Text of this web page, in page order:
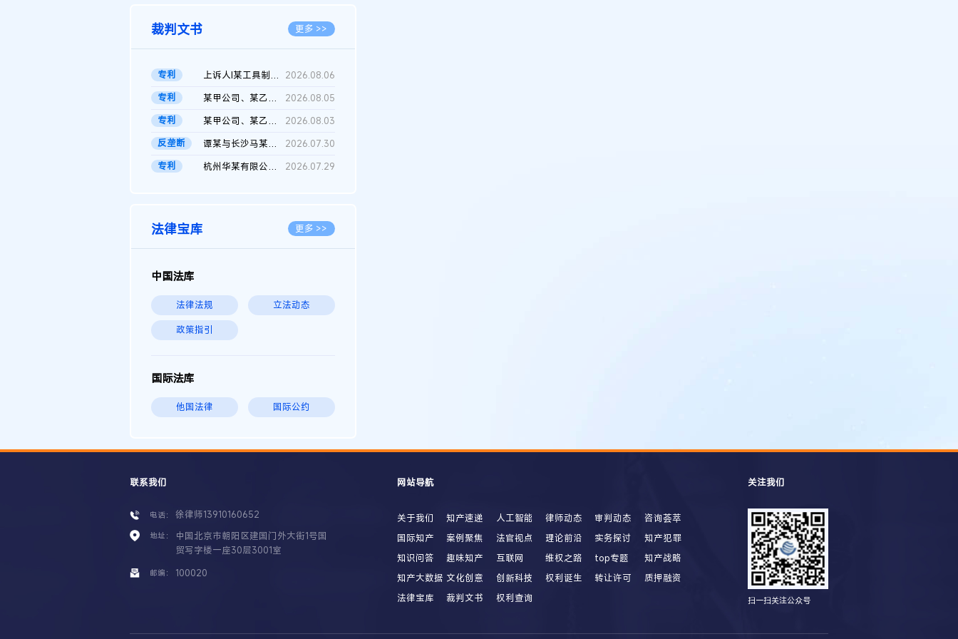
裁判文书 更多 >>
专利 上诉人I某工具制品有限公司与被上诉人程某及一审被告中华人民共和...
2026.08.06
专利
某甲公司、某乙公司、某丙公司申请诉前行为保全复议裁定书
2026.08.05
专利
某甲公司、某乙公司、官某与某丙公司专利申请权权属纠纷 二审判决...
2026.08.03
反垄断
谭某与长沙马某堆农产品股份有限公司滥用市场支配地位纠纷二审裁...
2026.07.30
专利
杭州华某有限公司与菲某有限公司侵害发明专利权纠纷 2026.07.29
法律宝库 更多 >>
中国法库
法律法规 立法动态
政策指引
国际法库
他国法律 国际公约
联系我们
电话： 徐律师13910160652
地址：
中国北京市朝阳区建国门外大街1号国
贸写字楼一座30层3001室
邮编： 100020
网站导航
关于我们 知产速递 人工智能 律师动态 审判动态
咨询荟萃
国际知产
案例聚焦 法官视点 理论前沿 实务探讨
知产犯罪
知识问答
趣味知产 互联网 维权之路 top专题
知产战略
知产大数据 文化创意 创新科技 权利诞生 转让许可
质押融资
法律宝库
裁判文书 权利查询
关注我们
扫一扫关注公众号